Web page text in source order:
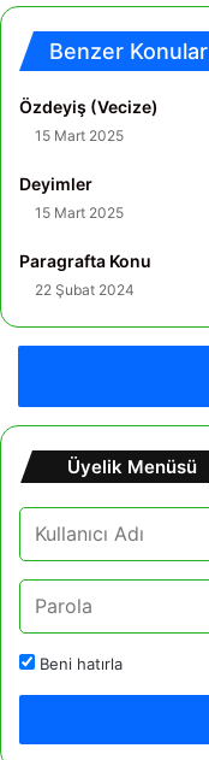
Benzer Konular
Özdeyiş (Vecize)
15 Mart 2025
Deyimler
15 Mart 2025
Paragrafta Konu
22 Şubat 2024
Üyelik Menüsü
Beni hatırla